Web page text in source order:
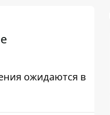
ожидаются в